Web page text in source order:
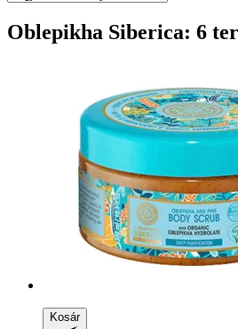
Oblepikha Siberica: 6
Kosár